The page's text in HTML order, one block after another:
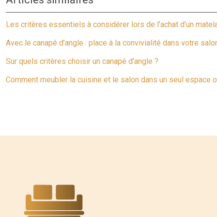
Les critères essentiels à considérer lors de l’achat d’un
Avec le canapé d’angle : place à la convivialité dans votre
Sur quels critères choisir un canapé d’angle ?
Comment meubler la cuisine et le salon dans un seul espace